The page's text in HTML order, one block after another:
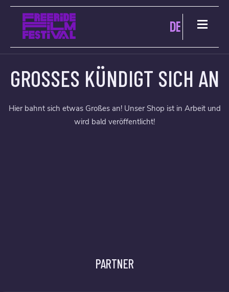
DE
GROSSES KÜNDIGT SICH AN
Hier bahnt sich etwas Großes an! Unser Shop ist in Arbeit und
wird bald veröffentlicht!
PARTNER